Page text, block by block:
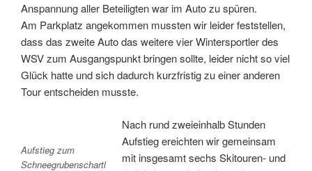
Anspannung aller Beteiligten war im Auto zu spüren.
Am Parkplatz angekommen mussten wir leider feststellen,
dass das zweite Auto das weitere vier Wintersportler des
WSV zum Ausgangspunkt bringen sollte, leider nicht so viel
Glück hatte und sich dadurch kurzfristig zu einer anderen
Tour entscheiden musste.
Aufstieg zum
Schneegrubenschartl
Nach rund zweieinhalb Stunden
Aufstieg ereichten wir gemeinsam
mit insgesamt sechs Skitouren- und